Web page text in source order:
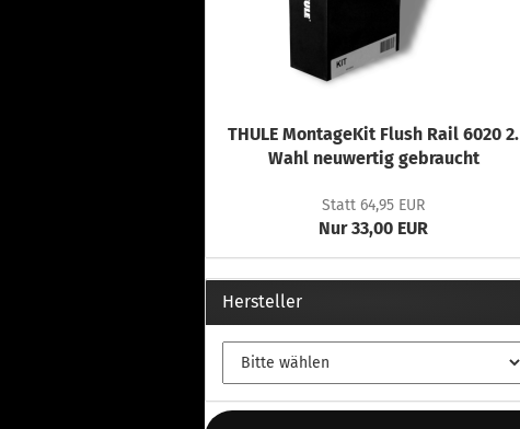
THULE MontageKit Flush Rail 6020 2.
Wahl neuwertig gebraucht
Statt 64,95 EUR
Nur 33,00 EUR
Hersteller